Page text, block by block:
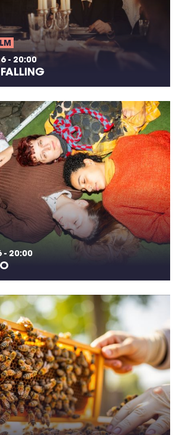
- 20:00
- 20:00